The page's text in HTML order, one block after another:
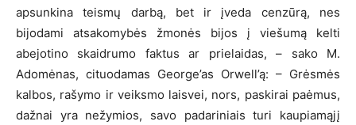
apsunkina teismų darbą, bet ir įveda cenzūrą, nes
bijodami atsakomybės žmonės bijos į viešumą kelti
abejotino skaidrumo faktus ar prielaidas, – sako M.
Adomėnas, cituodamas George’as Orwell’ą: – Grėsmės
kalbos, rašymo ir veiksmo laisvei, nors, paskirai paėmus,
dažnai yra nežymios, savo padariniais turi kaupiamąjį